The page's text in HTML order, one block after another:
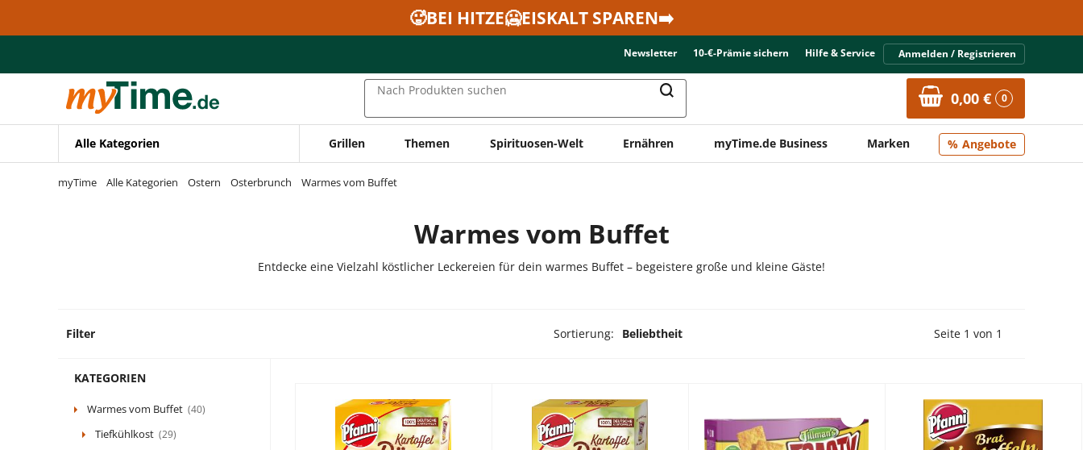
Zur Navigation springen
🥵BEI HITZE🥶EISKALT SPAREN➡️
Newsletter 10-€-Prämie sichern Hilfe & Service Anmelden / Registrieren
Nach Produkten suchen 0,00 € 0
Alle Kategorien Grillen Themen Spirituosen-Welt Ernähren myTime.de Business Marken Angebote
myTime Alle Kategorien Ostern Osterbrunch Warmes vom Buffet
Warmes vom Buffet
Entdecke eine Vielzahl köstlicher Leckereien für dein warmes Buffet – begeistere große und kleine Gäste!
Filter Sortierung: Beliebtheit Vorherige Seite
Seite 1 von 1
KATEGORIEN
Warmes vom Buffet (40)
Tiefkühlkost (29)